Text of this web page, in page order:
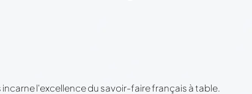
l'excellence du savoir-faire français à table.